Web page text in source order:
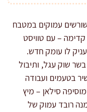
עמוקים במטבח
– עם טוויסט
לו עומק חדש.
שוק עגל, ותיבול
בטעמים ועבודה
סילאן – מיץ
רובד עמוק של